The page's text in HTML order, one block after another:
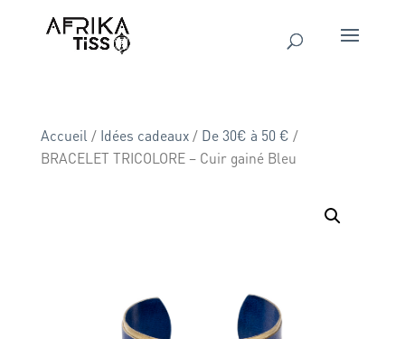
Accueil/ Idées cadeaux/ De 30€ à 50 € /
BRACELET TRICOLORE – Cuir gainé Bleu